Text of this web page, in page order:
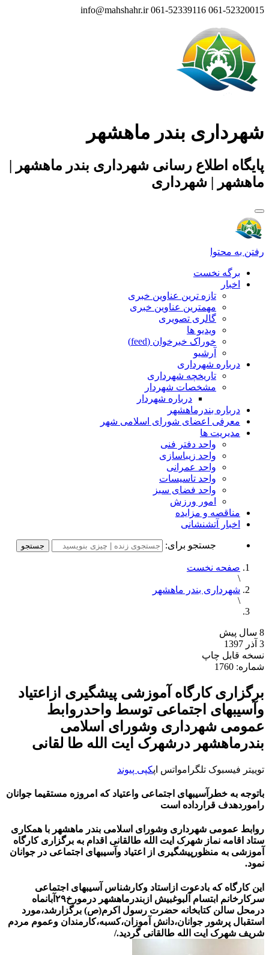
061-52320015
061-52339116
info@mahshahr.ir
شهرداری بندر ماهشهر
پایگاه اطلاع رسانی شهرداری بندر ماهشهر |
ماهشهر | شهرداری
رفتن به محتوا
برگه نخست
اخبار
تازه ترین عناوین خبری
مهمترین عناوین خبری
گالری تصویری
ویدیو ها
خوراک خبرخوان (feed)
آرشیو
درباره شهرداری
تاریخچه شهرداری
مشخصات شهردار
درباره شهردار
درباره بندرماهشهر
معرفی اعضای شورای اسلامی شهر
مدیریت ها
واحد دفتر فنی
واحد زیباسازی
واحد عمرانی
واحد تاسیسات
واحد فضای سبز
امور ورزش
مناقصه و مزایده
اخبار آتشنشانی
جستجو برای:
صفحه نخست
\
شهرداری بندر ماهشهر
\
8 سال پیش
3 آذر 1397
نسخه قابل چاپ
شماره: 1760
برگزاری کارگاه آموزشی پیشگیری ازاعتیاد
وآسیبهای اجتماعی توسط واحدروابط
عمومی شهرداری وشورای اسلامی
بندرماهشهر درشهرک ایت الله طا لقانی
توییتر فیسبوک تلگرامواتس اپکپی پیوند
باتوجه به خطرآسیبهای اجتماعی واعتیاد که امروزه مستقیما جوانان
راموردهدف قرارداده است
روابط عمومی شهرداری وشورای اسلامی بندر ماهشهر با همکاری
ستاد اقامه نماز شهرک ایت الله طالقانی اقدام به برگزاری کارگاه
آموزشی به منظورپیشگیری از اعتیاد وآسیبهای اجتماعی در جوانان
نمود.
این کارگاه که بادعوت ازاستاد وکارشناس آسیبهای اجتماعی
سرکارخانم ابتسام آلبوغبیش ازبندرماهشهر درمورخ۲۹آبانماه
درمحل سالن کتابخانه حضرت رسول اکرم(ص) برگزارشد،مورد
استقبال پرشور جوانان،دانش آموزان،کسبه،کارمندان وعموم مردم
شریف شهرک ایت الله طالقانی گردید./